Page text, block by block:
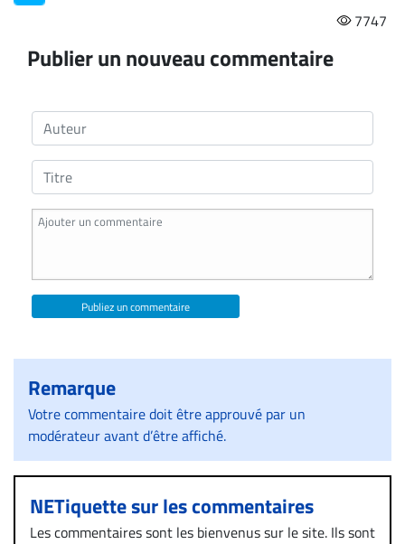
7747
Publier un nouveau commentaire
Publiez un commentaire
Remarque
Votre commentaire doit être approuvé par un
modérateur avant d’être affiché.
NETiquette sur les commentaires
Les commentaires sont les bienvenus sur le site. Ils sont